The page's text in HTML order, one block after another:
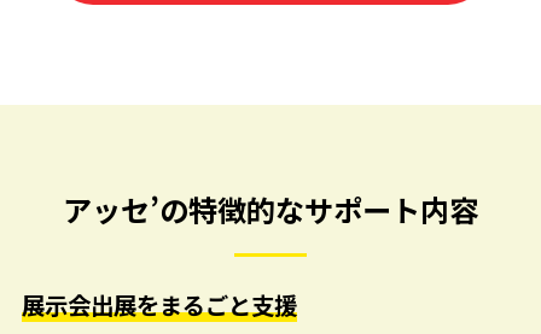
アッセ’の特徴的なサポート内容
展示会出展をまるごと支援